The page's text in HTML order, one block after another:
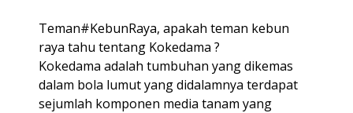
Teman#KebunRaya, apakah teman kebun
raya tahu tentang Kokedama ?
Kokedama adalah tumbuhan yang dikemas
dalam bola lumut yang didalamnya terdapat
sejumlah komponen media tanam yang